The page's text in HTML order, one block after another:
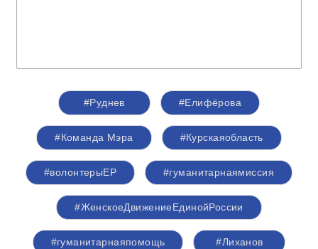
#Руднев #Елифёрова
#Команда Мэра #Курскаяобласть
#волонтерыЕР #гуманитарнаямиссия
#ЖенскоеДвижениеЕдинойРоссии
#гуманитарнаяпомощь #Лиханов